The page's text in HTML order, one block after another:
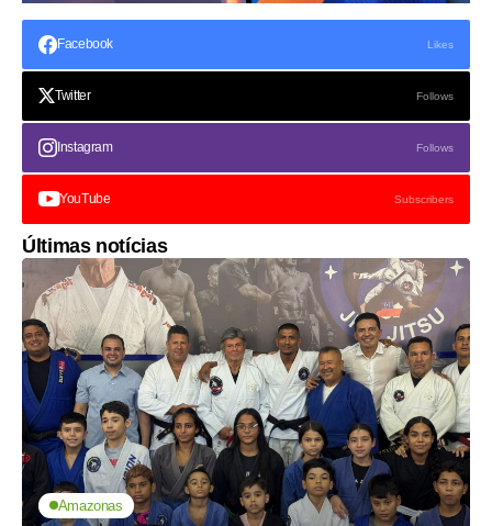
Facebook Likes
Twitter Follows
Instagram Follows
YouTube Subscribers
Últimas notícias
Amazonas